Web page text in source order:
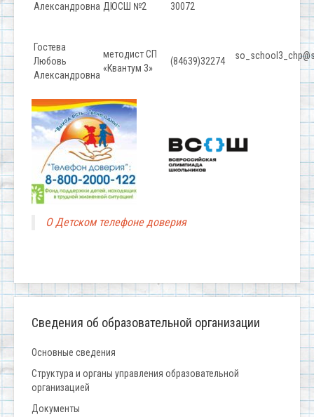
Александровна ДЮСШ №2
30072
Гостева
Любовь
Александровна
методист СП
«Квантум 3»
(84639)32274
О Детском телефоне доверия
Сведения об образовательной организации
Основные сведения
Структура и органы управления образовательной
организацией
Документы